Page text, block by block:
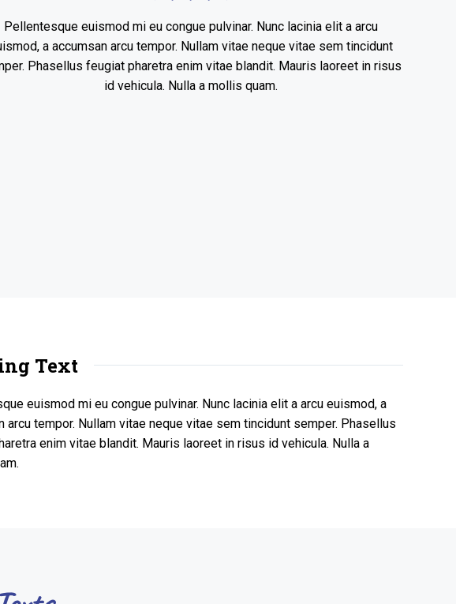
Pellentesque euismod mi eu congue pulvinar. Nunc lacinia elit a arcu
a accumsan arcu tempor. Nullam vitae neque vitae sem tincidunt
Phasellus feugiat pharetra enim vitae blandit. Mauris laoreet in risus
id vehicula. Nulla a mollis quam.
Text
euismod mi eu congue pulvinar. Nunc lacinia elit a arcu euismod, a
arcu tempor. Nullam vitae neque vitae sem tincidunt semper. Phasellus
enim vitae blandit. Mauris laoreet in risus id vehicula. Nulla a